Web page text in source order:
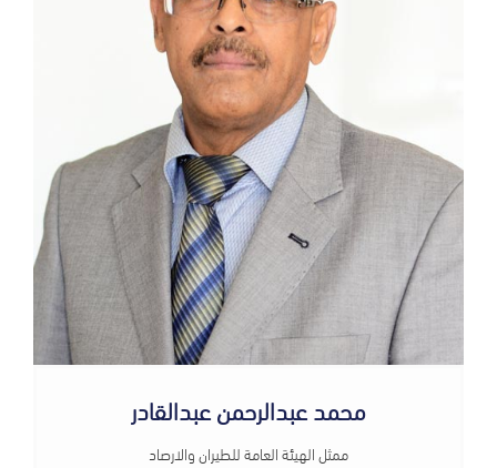
محمد عبدالرحمن عبدالقادر
ممثل الهيئة العامة للطيران والارصاد